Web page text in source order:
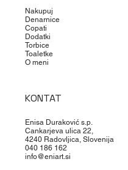
Nakupuj
Denarnice
Copati
Dodatki
Torbice
Toaletke
O meni
KONTAT
Enisa Duraković s.p.
Cankarjeva ulica 22,
4240 Radovljica, Slovenija
040 186 162
info@eniart.si